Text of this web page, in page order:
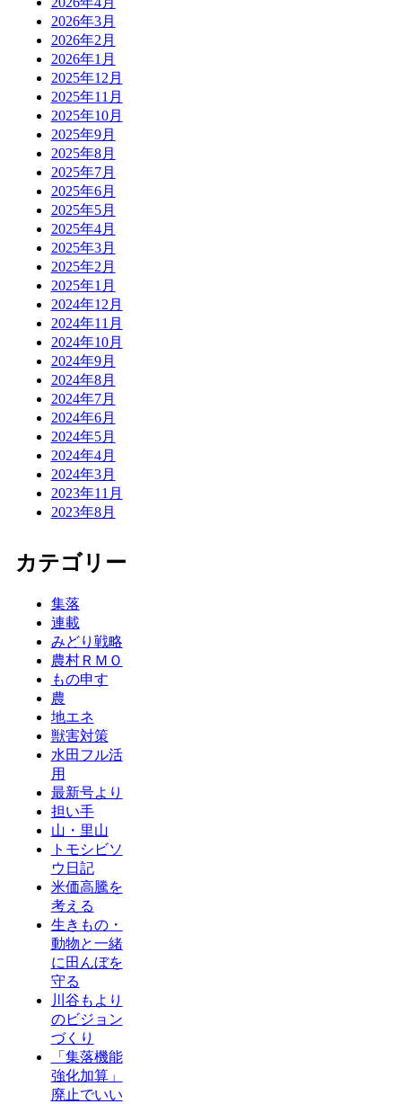
2026年3月
2026年2月
2026年1月
2025年12月
2025年11月
2025年10月
2025年9月
2025年8月
2025年7月
2025年6月
2025年5月
2025年4月
2025年3月
2025年2月
2025年1月
2024年12月
2024年11月
2024年10月
2024年9月
2024年8月
2024年7月
2024年6月
2024年5月
2024年4月
2024年3月
2023年11月
2023年8月
カテゴリー
集落
連載
みどり戦略
農村ＲＭＯ
もの申す
農
地エネ
獣害対策
水田フル活
用
最新号より
担い手
山・里山
トモシビソ
ウ日記
米価高騰を
考える
生きもの・
動物と一緒
に田んぼを
守る
川谷もより
のビジョン
づくり
「集落機能
強化加算」
廃止でいい